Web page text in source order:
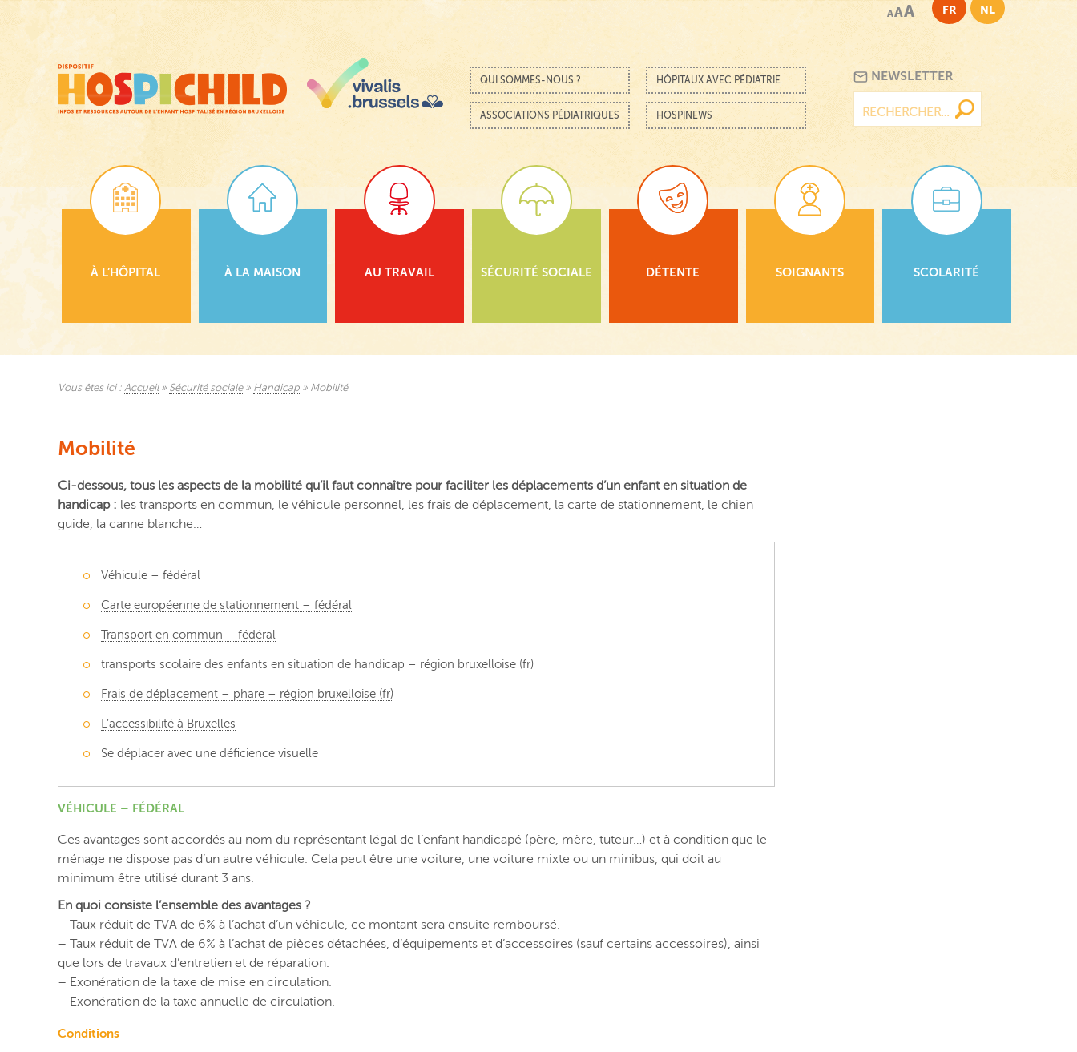
principal
AAA FR NL
Menu
Passer au contenu
QUI SOMMES-NOUS ? HÔPITAUX AVEC PÉDIATRIE
ASSOCIATIONS PÉDIATRIQUES HOSPINEWS
NEWSLETTER
À L’HÔPITAL À LA MAISON AU TRAVAIL SÉCURITÉ SOCIALE DÉTENTE SOIGNANTS SCOLARITÉ
Vous êtes ici : Accueil» Sécurité sociale» Handicap » Mobilité
Mobilité
Ci-dessous, tous les aspects de la mobilité qu’il faut connaître pour faciliter les déplacements d’un enfant en situation de
handicap : les transports en commun, le véhicule personnel, les frais de déplacement, la carte de stationnement, le chien
guide, la canne blanche…
Véhicule – fédéral
Carte européenne de stationnement – fédéral
Transport en commun – fédéral
transports scolaire des enfants en situation de handicap – région bruxelloise (fr)
Frais de déplacement – phare – région bruxelloise (fr)
L’accessibilité à Bruxelles
Se déplacer avec une déficience visuelle
VÉHICULE – FÉDÉRAL
Ces avantages sont accordés au nom du représentant légal de l’enfant handicapé (père, mère, tuteur…) et à condition que le
ménage ne dispose pas d’un autre véhicule. Cela peut être une voiture, une voiture mixte ou un minibus, qui doit au
minimum être utilisé durant 3 ans.
En quoi consiste l’ensemble des avantages ?
– Taux réduit de TVA de 6% à l’achat d’un véhicule, ce montant sera ensuite remboursé.
– Taux réduit de TVA de 6% à l’achat de pièces détachées, d’équipements et d’accessoires (sauf certains accessoires), ainsi
que lors de travaux d’entretien et de réparation.
– Exonération de la taxe de mise en circulation.
– Exonération de la taxe annuelle de circulation.
Conditions